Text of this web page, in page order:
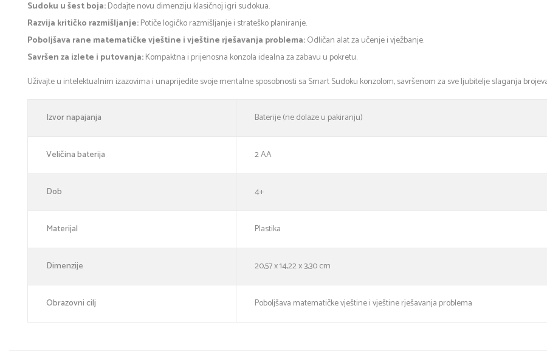
Sudoku u šest boja:Dodajte novu dimenziju klasičnoj igri sudokua.
Razvija kritičko razmišljanje:Potiče logičko razmišljanje i strateško planiranje.
Poboljšava rane matematičke vještine i vještine rješavanja problema:Odličan alat za učenje i vježbanje.
Savršen za izlete i putovanja:Kompaktna i prijenosna konzola idealna za zabavu u pokretu.
Uživajte u intelektualnim izazovima i unaprijedite svoje mentalne sposobnosti sa Smart Sudoku konzolom, savršenom za sve ljubitelje slaganja
Izvor napajanja Baterije (ne dolaze u pakiranju)
Veličina baterija 2 AA
Dob 4+
Materijal Plastika
Dimenzije 20,57 x 14,22 x 3,30 cm
Obrazovni cilj Poboljšava matematičke vještine i vještine rješavanja problema